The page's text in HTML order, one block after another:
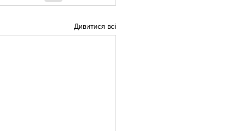
Дивитися всі